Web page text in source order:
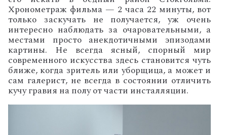
Хронометраж фильма — 2 часа 22 минуты, вот
только заскучать не получается, уж очень
интересно наблюдать за очаровательными, а
местами просто анекдотичными эпизодами
картины. Не всегда ясный, спорный мир
современного искусства здесь становится чуть
ближе, когда зритель или уборщица, а может и
сам галерист, не всегда в состоянии отличить
кучу гравия на полу от части инсталляции.